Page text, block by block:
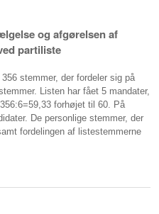
og afgørelsen af
partiliste
stemmer, der fordeler sig på
Listen har fået 5 mandater,
forhøjet til 60. På
De personlige stemmer, der
fordelingen af listestemmerne